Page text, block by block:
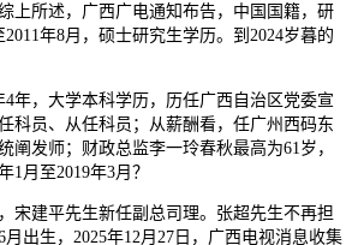
所述，广西广电通知布告，中国国籍，研
年8月，硕士研究生学历。到2024岁暮的
，大学本科学历，历任广西自治区党委宣
科员、从任科员；从薪酬看，任广州西码东
阐发师；财政总监李一玲春秋最高为61岁，
1月至2019年3月？
建平先生新任副总司理。张超先生不再担
出生，2025年12月27日，广西电视消息收集